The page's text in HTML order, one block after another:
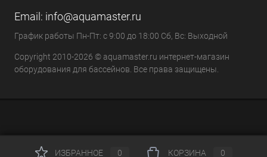
Email: info@aquamaster.ru
График работы Пн-Пт: с 9:00 до 18:00 Сб, Вс: Выходной
Copyright 2010-2026 © aquamaster.ru интернет-магазин
оборудования для бассейнов. Все права защищены.
ИЗБРАННОЕ 0 КОРЗИНА 0